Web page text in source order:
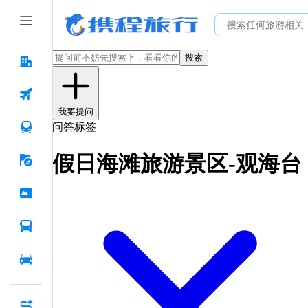
搜索
我要提问
问答标签
假日海滩旅游景区-观海台